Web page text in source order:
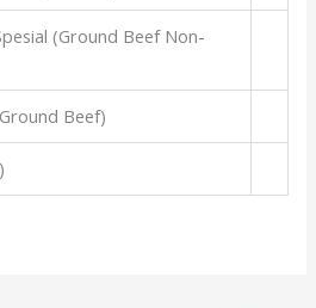
(Ground Beef Non-
Beef)